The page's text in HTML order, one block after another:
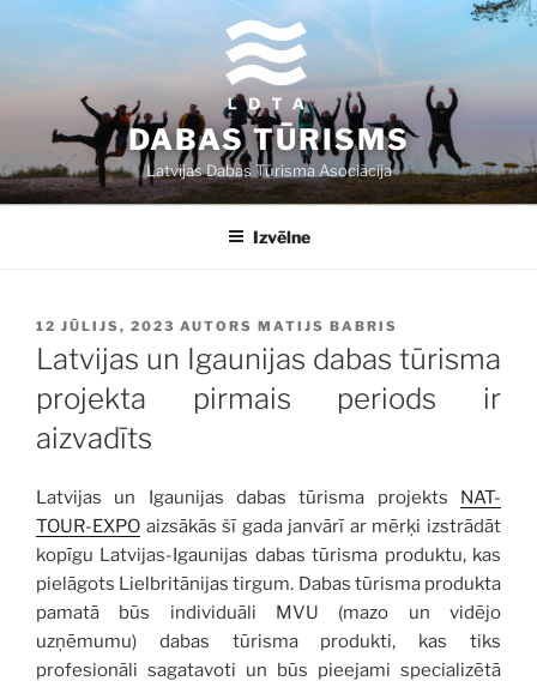
DABAS TŪRISMS
Latvijas Dabas Tūrisma Asociācija
Izvēlne
PUBLICĒTS
12 JŪLIJS, 2023 AUTORS MATIJS BABRIS
Latvijas un Igaunijas dabas tūrisma
projekta pirmais periods ir
aizvadīts
Latvijas un Igaunijas dabas tūrisma projekts NAT-
TOUR-EXPO aizsākās šī gada janvārī ar mērķi izstrādāt
kopīgu Latvijas-Igaunijas dabas tūrisma produktu, kas
pielāgots Lielbritānijas tirgum. Dabas tūrisma produkta
pamatā būs individuāli MVU (mazo un vidējo
uzņēmumu) dabas tūrisma produkti, kas tiks
profesionāli sagatavoti un būs pieejami specializētā